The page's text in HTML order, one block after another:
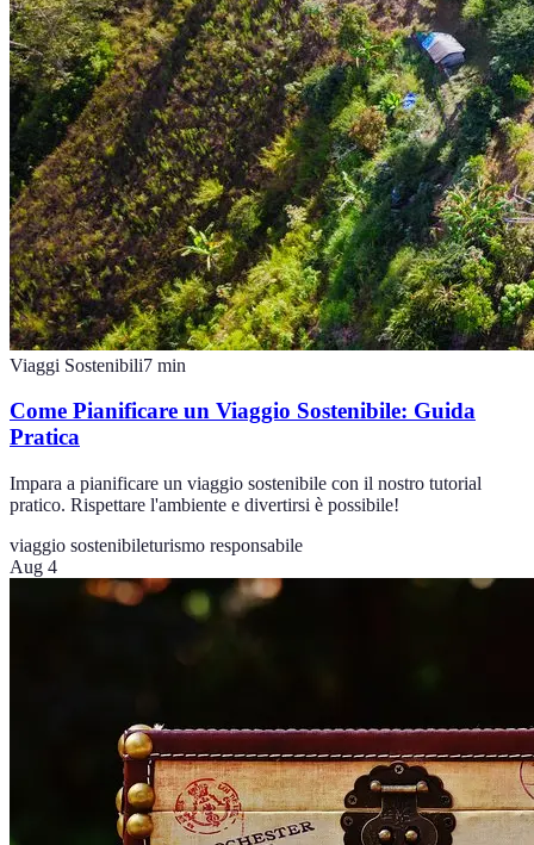
Viaggi Sostenibili7 min
Come Pianificare un Viaggio Sostenibile: Guida
Pratica
Impara a pianificare un viaggio sostenibile con il nostro tutorial
pratico. Rispettare l'ambiente e divertirsi è possibile!
viaggio sostenibileturismo responsabile
Aug 4